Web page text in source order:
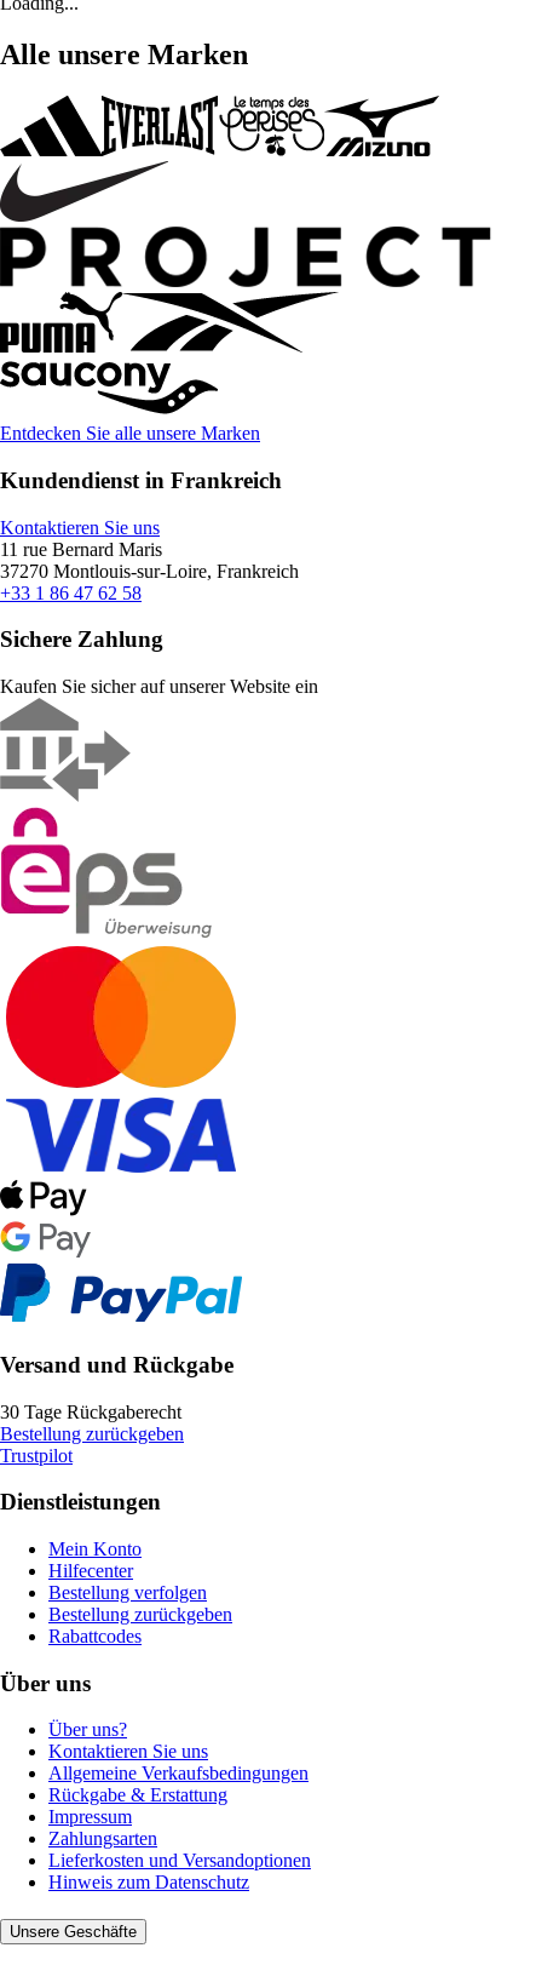
Alle unsere Marken
Entdecken Sie alle unsere Marken
Kundendienst in Frankreich
Kontaktieren Sie uns
11 rue Bernard Maris
37270 Montlouis-sur-Loire, Frankreich
+33 1 86 47 62 58
Sichere Zahlung
Kaufen Sie sicher auf unserer Website ein
Versand und Rückgabe
30 Tage Rückgaberecht
Bestellung zurückgeben
Trustpilot
Dienstleistungen
Mein Konto
Hilfecenter
Bestellung verfolgen
Bestellung zurückgeben
Rabattcodes
Über uns
Über uns?
Kontaktieren Sie uns
Allgemeine Verkaufsbedingungen
Rückgabe & Erstattung
Impressum
Zahlungsarten
Lieferkosten und Versandoptionen
Hinweis zum Datenschutz
Unsere Geschäfte